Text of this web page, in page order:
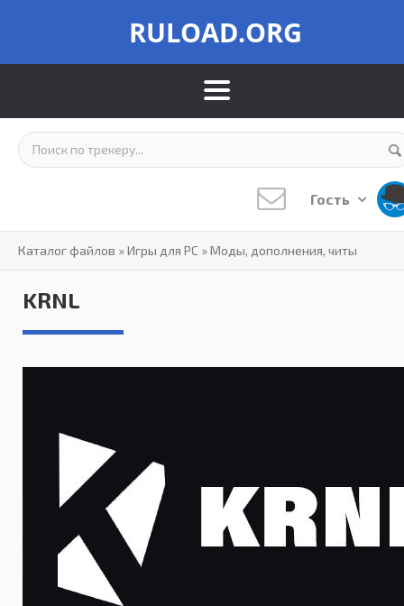
RULOAD.ORG
Гость
Каталог файлов »Игры для PC »Моды, дополнения, читы
KRNL